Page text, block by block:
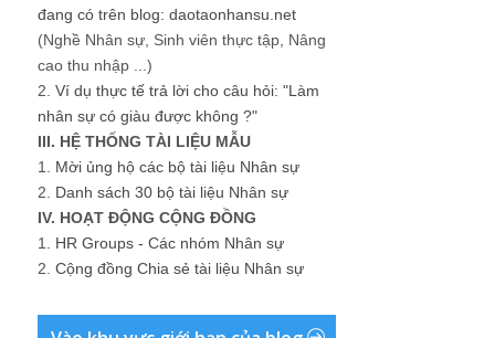
đang có trên blog: daotaonhansu.net
(Nghề Nhân sự, Sinh viên thực tập, Nâng
cao thu nhập ...)
2. Ví dụ thực tế trả lời cho câu hỏi: "Làm
nhân sự có giàu được không ?"
III. HỆ THỐNG TÀI LIỆU MẪU
1. Mời ủng hộ các bộ tài liệu Nhân sự
2. Danh sách 30 bộ tài liệu Nhân sự
IV. HOẠT ĐỘNG CỘNG ĐỒNG
1. HR Groups - Các nhóm Nhân sự
2. Cộng đồng Chia sẻ tài liệu Nhân sự